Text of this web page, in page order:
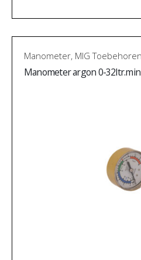
Manometer, MIG Toebehoren
Manometer argon 0-